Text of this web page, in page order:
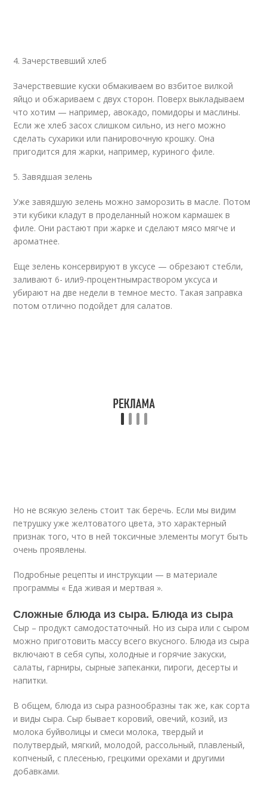
4. Зачерствевший хлеб
Зачерствевшие куски обмакиваем во взбитое вилкой
яйцо и обжариваем с двух сторон. Поверх выкладываем
что хотим — например, авокадо, помидоры и маслины.
Если же хлеб засох слишком сильно, из него можно
сделать сухарики или панировочную крошку. Она
пригодится для жарки, например, куриного филе.
5. Завядшая зелень
Уже завядшую зелень можно заморозить в масле. Потом
эти кубики кладут в проделанный ножом кармашек в
филе. Они растают при жарке и сделают мясо мягче и
ароматнее.
Еще зелень консервируют в уксусе — обрезают стебли,
заливают 6- или9-процентнымраствором уксуса и
убирают на две недели в темное место. Такая заправка
потом отлично подойдет для салатов.
Но не всякую зелень стоит так беречь. Если мы видим
петрушку уже желтоватого цвета, это характерный
признак того, что в ней токсичные элементы могут быть
очень проявлены.
Подробные рецепты и инструкции — в материале
программы « Еда живая и мертвая ».
Сложные блюда из сыра. Блюда из сыра
Сыр – продукт самодостаточный. Но из сыра или с сыром
можно приготовить массу всего вкусного. Блюда из сыра
включают в себя супы, холодные и горячие закуски,
салаты, гарниры, сырные запеканки, пироги, десерты и
напитки.
В общем, блюда из сыра разнообразны так же, как сорта
и виды сыра. Сыр бывает коровий, овечий, козий, из
молока буйволицы и смеси молока, твердый и
полутвердый, мягкий, молодой, рассольный, плавленый,
копченый, с плесенью, грецкими орехами и другими
добавками.